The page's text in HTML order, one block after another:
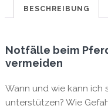
MengeBESCHREIBUNG
Notfälle beim
vermeiden
Wann und wie kann ich
unterstützen? Wie